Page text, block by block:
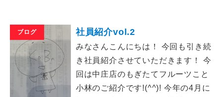
ブログ 社員紹介vol.2
みなさんこんにちは！ 今回も引き続
き社員紹介させていただきます！ 今
回は中庄店のもぎたてフルーツこと
小林のご紹介です!(^^)! 今年の4月に